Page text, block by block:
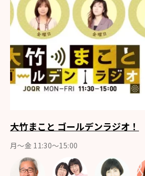
大竹まこと ゴールデンラジオ！
月〜金 11:30～15:00